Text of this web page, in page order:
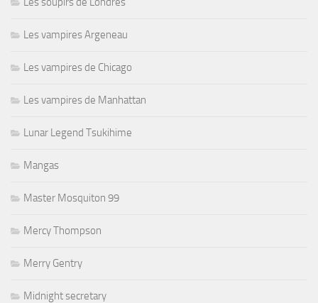
Les vampires Argeneau
Les vampires de Chicago
Les vampires de Manhattan
Lunar Legend Tsukihime
Mangas
Master Mosquiton 99
Mercy Thompson
Merry Gentry
Midnight secretary